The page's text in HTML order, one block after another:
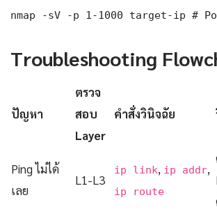
nmap -sV -p 1-1000 target-ip #
Troubleshooting
ปัญหา
ตรวจ
สอบ
Layer
คำสั่งวินิจฉัย
Ping ไม่ได้
เลย
L1-L3
ip link, ip addr,
ip route